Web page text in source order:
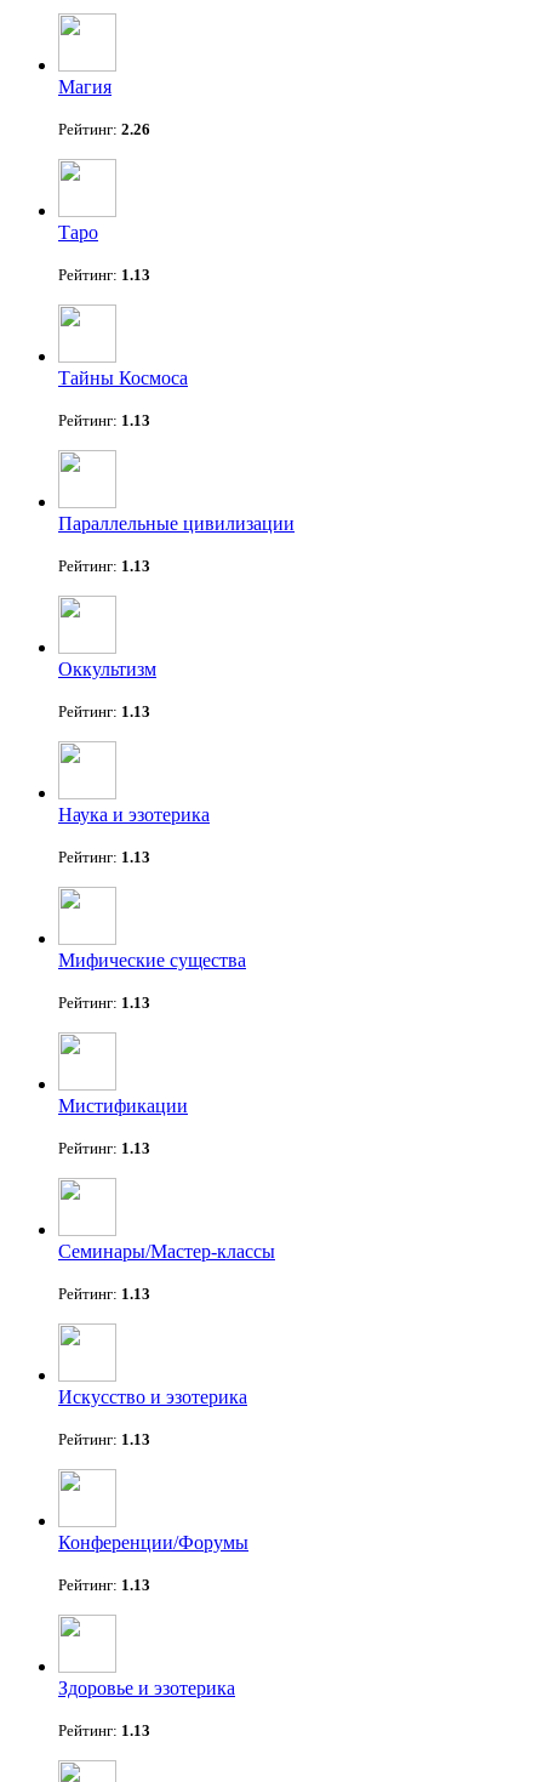
Магия
Рейтинг: 2.26
Таро
Рейтинг: 1.13
Тайны Космоса
Рейтинг: 1.13
Параллельные цивилизации
Рейтинг: 1.13
Оккультизм
Рейтинг: 1.13
Наука и эзотерика
Рейтинг: 1.13
Мифические существа
Рейтинг: 1.13
Мистификации
Рейтинг: 1.13
Семинары/Мастер-классы
Рейтинг: 1.13
Искусство и эзотерика
Рейтинг: 1.13
Конференции/Форумы
Рейтинг: 1.13
Здоровье и эзотерика
Рейтинг: 1.13